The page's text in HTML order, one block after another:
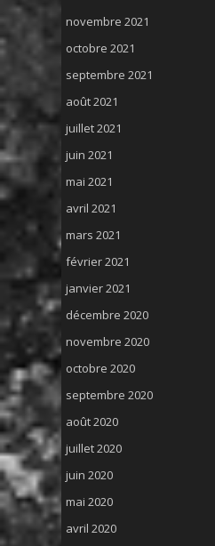
novembre 2021
octobre 2021
septembre 2021
août 2021
juillet 2021
juin 2021
mai 2021
avril 2021
mars 2021
février 2021
janvier 2021
décembre 2020
novembre 2020
octobre 2020
septembre 2020
août 2020
juillet 2020
juin 2020
mai 2020
avril 2020